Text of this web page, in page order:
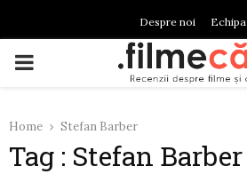
Despre noi Echipa
PRIMARY
Home Stefan Barber
Tag : Stefan Barber